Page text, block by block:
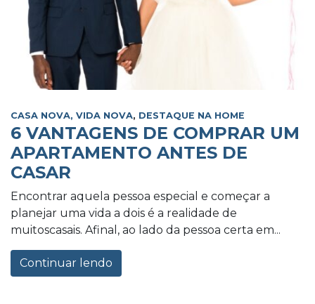
CASA NOVA, VIDA NOVA, DESTAQUE NA HOME
6 VANTAGENS DE COMPRAR UM
APARTAMENTO ANTES DE
CASAR
Encontrar aquela pessoa especial e começar a
planejar uma vida a dois é a realidade de
muitoscasais. Afinal, ao lado da pessoa certa em...
Continuar lendo